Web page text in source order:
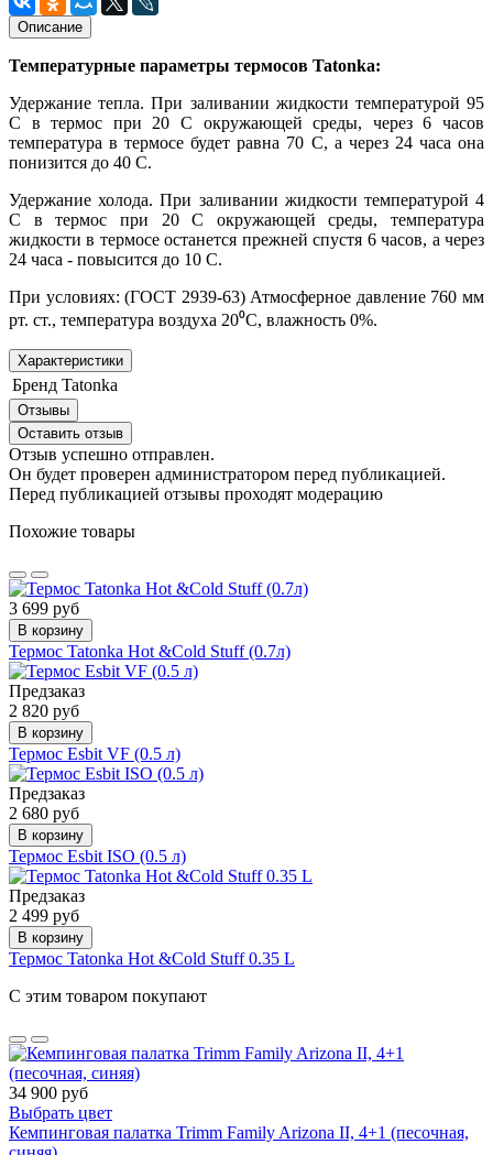
Описание
Температурные параметры термосов Tatonka:
Удержание тепла. При заливании жидкости температурой 95
С в термос при 20 С окружающей среды, через 6 часов
температура в термосе будет равна 70 С, а через 24 часа она
понизится до 40 С.
Удержание холода. При заливании жидкости температурой 4
С в термос при 20 С окружающей среды, температура
жидкости в термосе останется прежней спустя 6 часов, а через
24 часа - повысится до 10 С.
При условиях: (ГОСТ 2939-63) Атмосферное давление 760 мм
рт. ст., температура воздуха 20⁰С, влажность 0%.
Характеристики
Бренд Tatonka
Отзывы
Оставить отзыв
Отзыв успешно отправлен.
Он будет проверен администратором перед публикацией.
Перед публикацией отзывы проходят модерацию
Похожие товары
3 699 руб
В корзину
Термос Tatonka Hot &Cold Stuff (0.7л)
Предзаказ
2 820 руб
В корзину
Термос Esbit VF (0.5 л)
Предзаказ
2 680 руб
В корзину
Термос Esbit ISO (0.5 л)
Предзаказ
2 499 руб
В корзину
Термос Tatonka Hot &Cold Stuff 0.35 L
С этим товаром покупают
34 900 руб
Выбрать цвет
Кемпинговая палатка Trimm Family Arizona II, 4+1 (песочная,